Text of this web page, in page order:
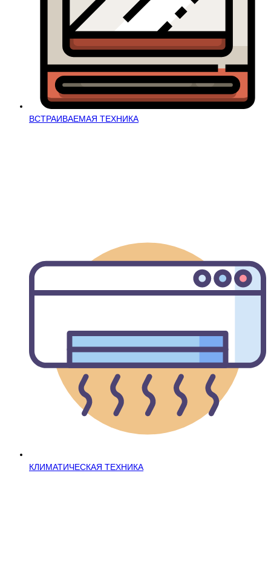
ВСТРАИВАЕМАЯ ТЕХНИКА
КЛИМАТИЧЕСКАЯ ТЕХНИКА